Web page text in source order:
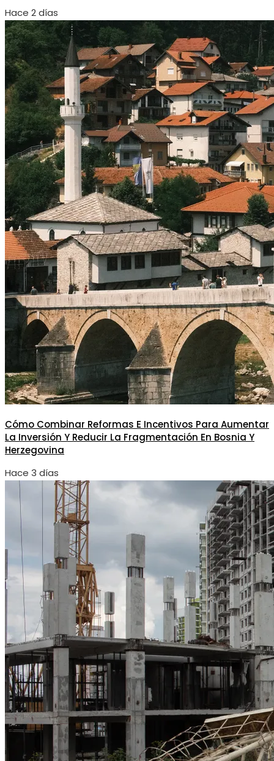
Hace 2 días
Cómo Combinar Reformas E Incentivos Para Aumentar
La Inversión Y Reducir La Fragmentación En Bosnia Y
Herzegovina
Hace 3 días